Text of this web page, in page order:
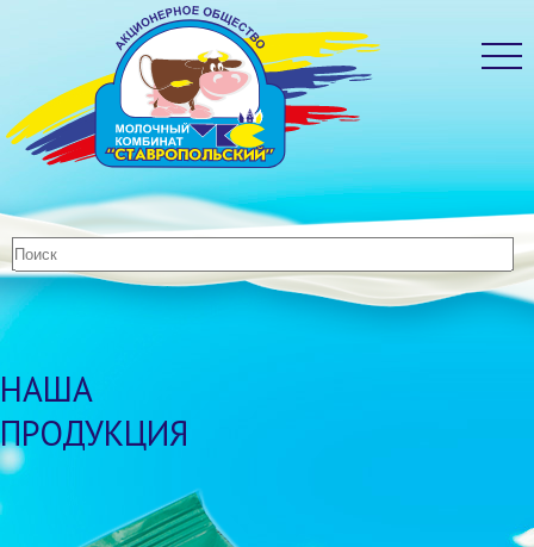
НАША
ПРОДУКЦИЯ